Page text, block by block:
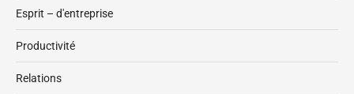
Esprit – d'entreprise
Productivité
Relations